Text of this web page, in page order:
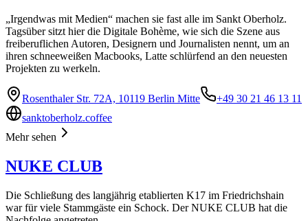
„Irgendwas mit Medien“ machen sie fast alle im Sankt Oberholz.
Tagsüber sitzt hier die Digitale Bohème, wie sich die Szene aus
freiberuflichen Autoren, Designern und Journalisten nennt, um an
ihren schneeweißen Macbooks, Latte schlürfend an den neuesten
Projekten zu werkeln.
Rosenthaler Str. 72A, 10119 Berlin Mitte
+49 30 21 46 13 11
sanktoberholz.coffee
Mehr sehen
NUKE CLUB
Die Schließung des langjährig etablierten K17 im Friedrichshain
war für viele Stammgäste ein Schock. Der NUKE CLUB hat die